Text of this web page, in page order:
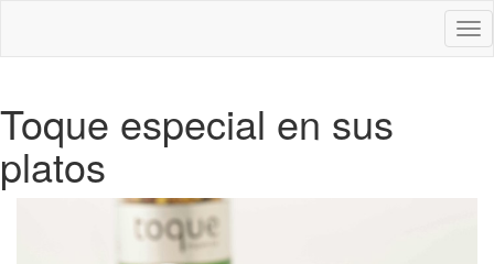
Toque especial en sus
platos